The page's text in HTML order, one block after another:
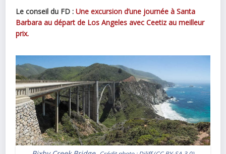
Le conseil du FD :Une excursion d’une journée à Santa
Barbara au départ de Los Angeles avec Ceetiz au meilleur
prix.